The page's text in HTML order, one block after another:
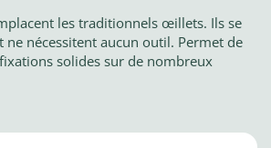
les traditionnels œillets. Ils se
nécessitent aucun outil. Permet de
solides sur de nombreux